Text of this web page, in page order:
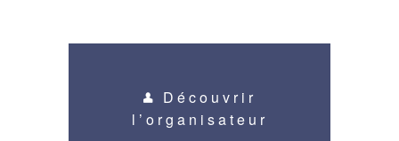
Découvrir
l’organisateur